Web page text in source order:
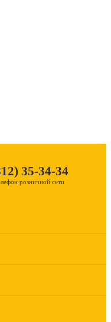
35-34-34
розничной сети